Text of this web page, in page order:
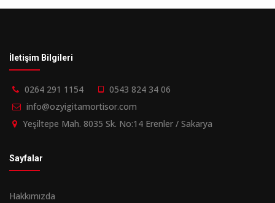
İletişim Bilgileri
0264 291 1154
0543 824 34 06
info@ozyigitamortisor.com
Yeşiltepe Mah. 8035 Sk. No:14 Erenler / Sakarya
Sayfalar
Hakkımızda